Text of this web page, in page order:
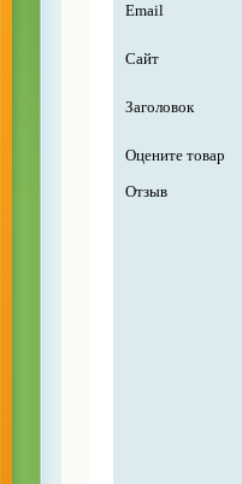
Email
Сайт
Заголовок
Оцените товар
Отзыв